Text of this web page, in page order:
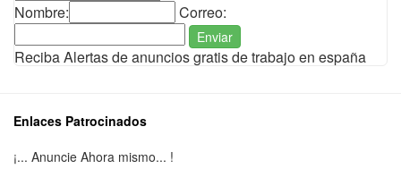
Nombre: Correo:
Enviar
Reciba Alertas de anuncios gratis de trabajo en españa
Enlaces Patrocinados
¡... Anuncie Ahora mismo... !